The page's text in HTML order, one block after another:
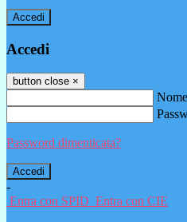
Accedi
Accedi
button close ×
Password dimenticata?
-
Entra con SPID Entra con CIE